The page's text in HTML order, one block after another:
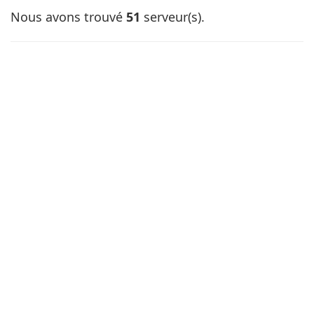
Nous avons trouvé 51 serveur(s).